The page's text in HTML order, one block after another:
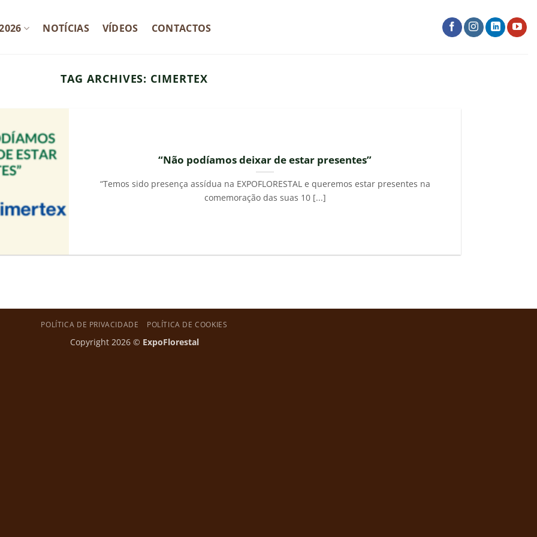
NOTÍCIAS VÍDEOS CONTACTOS
TAG ARCHIVES: CIMERTEX
“Não podíamos deixar de estar presentes”
“Temos sido presença assídua na EXPOFLORESTAL e queremos estar presentes na
comemoração das suas 10 [...]
POLÍTICA DE PRIVACIDADE POLÍTICA DE COOKIES
Copyright 2026 © ExpoFlorestal